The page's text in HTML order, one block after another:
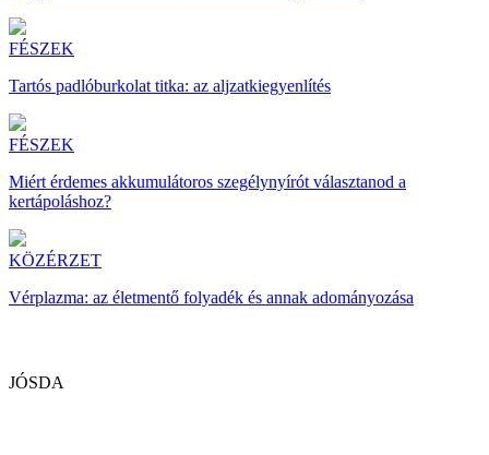
FÉSZEK
Tartós padlóburkolat titka: az aljzatkiegyenlítés
FÉSZEK
Miért érdemes akkumulátoros szegélynyírót választanod a
kertápoláshoz?
KÖZÉRZET
Vérplazma: az életmentő folyadék és annak adományozása
JÓSDA